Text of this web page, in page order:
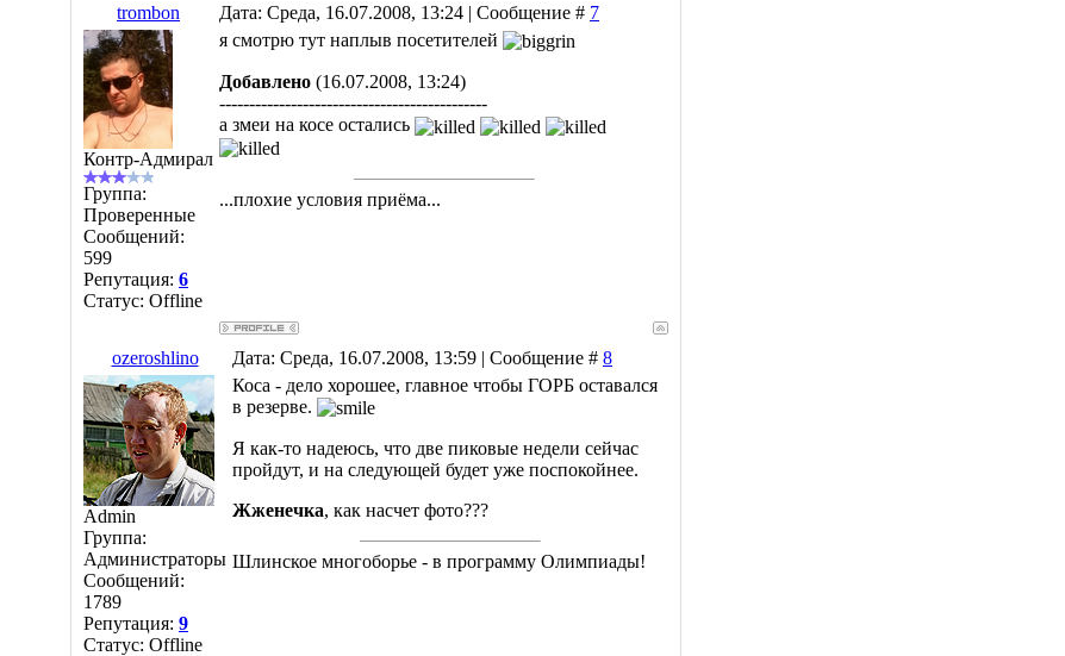
trombon Дата: Среда, 16.07.2008, 13:24 | Сообщение # 7
Контр-Адмирал
Группа:
Проверенные
Сообщений:
599
Репутация: 6
Статус: Offline
я смотрю тут наплыв посетителей
Добавлено (16.07.2008, 13:24)
---------------------------------------------
а змеи на косе остались
...плохие условия приёма...
ozeroshlino Дата: Среда, 16.07.2008, 13:59 | Сообщение # 8
Admin
Группа:
Администраторы
Сообщений:
1789
Репутация: 9
Статус: Offline
Коса - дело хорошее, главное чтобы ГОРБ оставался
в резерве.
Я как-то надеюсь, что две пиковые недели сейчас
пройдут, и на следующей будет уже поспокойнее.
Жженечка, как насчет фото???
Шлинское многоборье - в программу Олимпиады!